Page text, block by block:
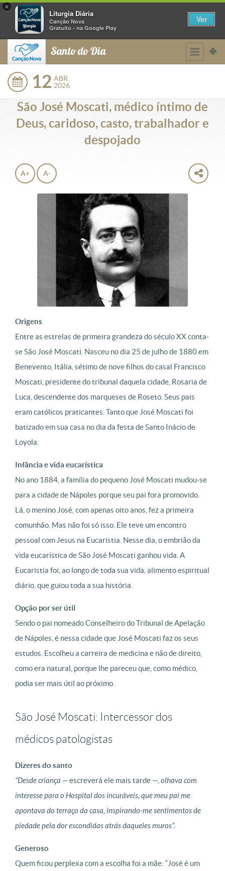
×
Liturgia Diária
Canção Nova
Gratuito - na Google Play
Ver
Santo do Dia
12 ABR
2026
São José Moscati, médico íntimo de
Deus, caridoso, casto, trabalhador e
despojado
A+ A-
Origens
Entre as estrelas de primeira grandeza do século XX conta-
se São José Moscati. Nasceu no dia 25 de julho de 1880 em
Benevento, Itália, sétimo de nove filhos do casal Francisco
Moscati, presidente do tribunal daquela cidade, Rosaria de
Luca, descendente dos marqueses de Roseto. Seus pais
eram católicos praticantes. Tanto que José Moscati foi
batizado em sua casa no dia da festa de Santo Inácio de
Loyola.
Infância e vida eucarística
No ano 1884, a família do pequeno José Moscati mudou-se
para a cidade de Nápoles porque seu pai fora promovido.
Lá, o menino José, com apenas oito anos, fez a primeira
comunhão. Mas não foi só isso. Ele teve um encontro
pessoal com Jesus na Eucaristia. Nesse dia, o embrião da
vida eucarística de São José Moscati ganhou vida. A
Eucaristia foi, ao longo de toda sua vida, alimento espiritual
diário, que guiou toda a sua história.
Opção por ser útil
Sendo o pai nomeado Conselheiro do Tribunal de Apelação
de Nápoles, é nessa cidade que José Moscati faz os seus
estudos. Escolheu a carreira de medicina e não de direito,
como era natural, porque lhe pareceu que, como médico,
podia ser mais útil ao próximo.
São José Moscati: Intercessor dos
médicos patologistas
Dizeres do santo
“Desde criança —escreverá ele mais tarde —, olhava com
interesse para o Hospital dos incuráveis, que meu pai me
apontava do terraço da casa, inspirando-me sentimentos de
piedade pela dor escondidas atrás daqueles muros”.
Generoso
Quem ficou perplexa com a escolha foi a mãe: “José é um